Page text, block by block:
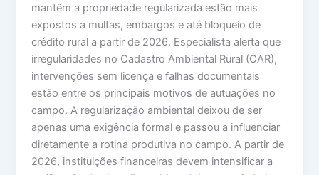
mantêm a propriedade regularizada estão mais
expostos a multas, embargos e até bloqueio de
crédito rural a partir de 2026. Especialista alerta que
irregularidades no Cadastro Ambiental Rural (CAR),
intervenções sem licença e falhas documentais
estão entre os principais motivos de autuações no
campo. A regularização ambiental deixou de ser
apenas uma exigência formal e passou a influenciar
diretamente a rotina produtiva no campo. A partir de
2026, instituições financeiras devem intensificar a